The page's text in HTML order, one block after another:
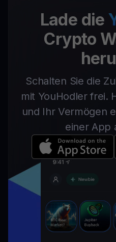
Lade die
Crypto
Schalten Sie die
mit YouHodler frei.
und Ihr Vermögen
einer App